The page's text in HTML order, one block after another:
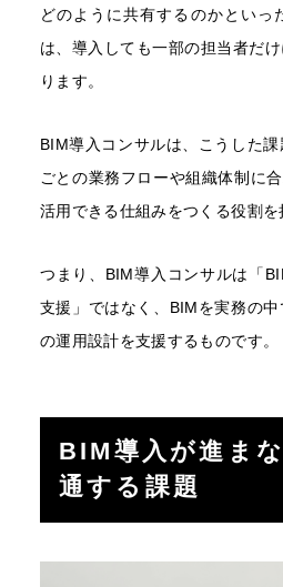
どのように共有するのかといっ
は、導入しても一部の担当者だ
ります。
BIM導入コンサルは、こうした
ごとの業務フローや組織体制に
活用できる仕組みをつくる役割を
つまり、BIM導入コンサルは「
支援」ではなく、BIMを実務の
の運用設計を支援するものです。
BIM導入が進ま
通する課題